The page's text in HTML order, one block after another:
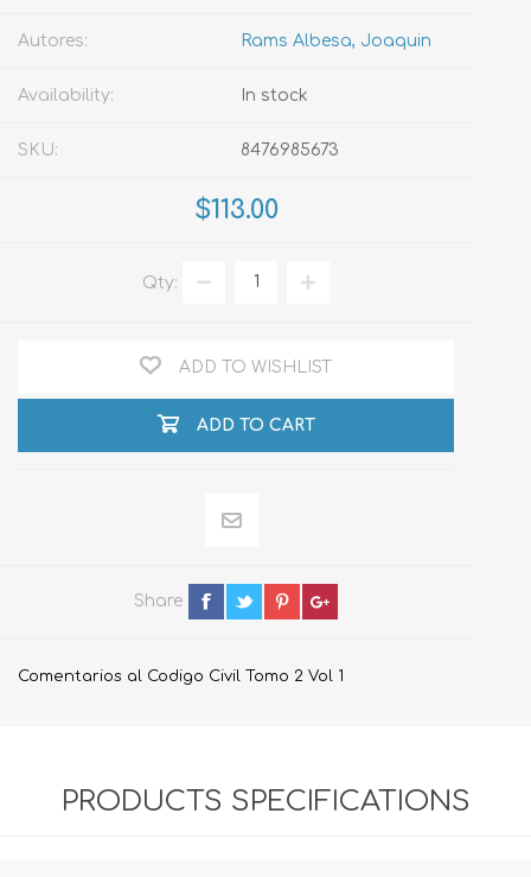
Autores: Rams Albesa, Joaquin
Availability: In stock
SKU: 8476985673
$113.00
Qty:
ADD TO WISHLIST
ADD TO CART
Share
Comentarios al Codigo Civil Tomo 2 Vol 1
PRODUCTS SPECIFICATIONS